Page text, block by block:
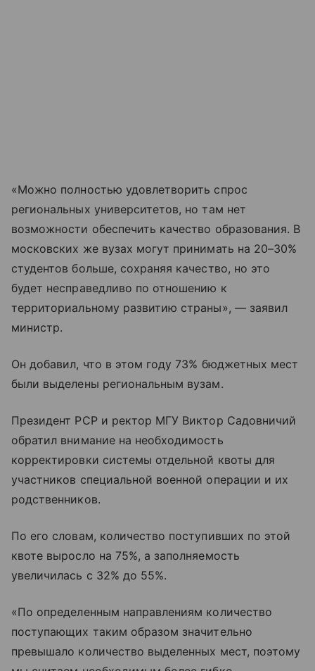
«Можно полностью удовлетворить спрос
региональных университетов, но там нет
возможности обеспечить качество образования. В
московских же вузах могут принимать на 20–30%
студентов больше, сохраняя качество, но это
будет несправедливо по отношению к
территориальному развитию страны», — заявил
министр.
Он добавил, что в этом году 73% бюджетных мест
были выделены региональным вузам.
Президент РСР и ректор МГУ Виктор Садовничий
обратил внимание на необходимость
корректировки системы отдельной квоты для
участников специальной военной операции и их
родственников.
По его словам, количество поступивших по этой
квоте выросло на 75%, а заполняемость
увеличилась с 32% до 55%.
«По определенным направлениям количество
поступающих таким образом значительно
превышало количество выделенных мест, поэтому